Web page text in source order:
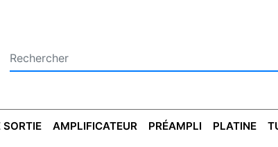
AMPLIFICATEUR PRÉAMPLI PLATINE